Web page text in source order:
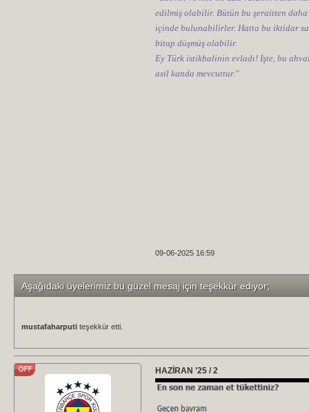
edilmiş olabilir. Bütün bu şeraitten
içinde bulunabilirler. Hatta bu iktidar
bitap düşmüş olabilir.
Ey Türk istikbalinin evladı! İşte, bu
asil kanda mevcuttur."
09-06-2025 16:59
Aşağıdaki üyelerimiz bu güzel mesaj için teşekkür ediyor;
mustafaharputi teşekkür etti.
HAZİRAN ’25 / 2